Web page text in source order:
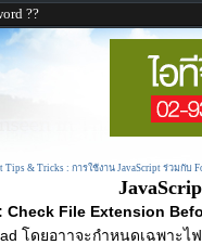
??
Tips & Tricks : การใช้งาน JavaScript ร่วมกับ
Check File Extension
โดยอาาจะกำหนดเฉพาะไ